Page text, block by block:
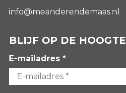
info@meanderendemaas.nl
BLIJF OP DE HOOGTE
E-mailadres *